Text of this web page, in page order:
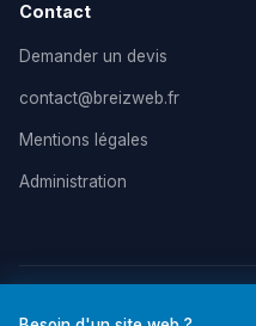
Contact
Demander un devis
contact@breizweb.fr
Mentions légales
Administration
© 2026 BreizWeb —